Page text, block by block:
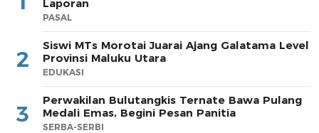
Laporan
PASAL
2
Siswi MTs Morotai Juarai Ajang Galatama Level
Provinsi Maluku Utara
EDUKASI
3
Perwakilan Bulutangkis Ternate Bawa Pulang
Medali Emas, Begini Pesan Panitia
SERBA-SERBI